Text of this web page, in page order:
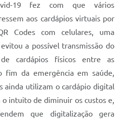
19 fez com que vários
aos cardápios virtuais por
Codes com celulares, uma
a possível transmissão do
cardápios físicos entre as
fim da emergência em saúde,
ainda utilizam o cardápio digital
intuito de diminuir os custos e,
que digitalização gera